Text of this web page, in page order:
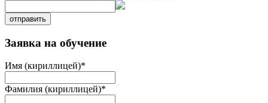
отправить
Заявка на обучение
Имя (кириллицей)*
Фамилия (кириллицей)*